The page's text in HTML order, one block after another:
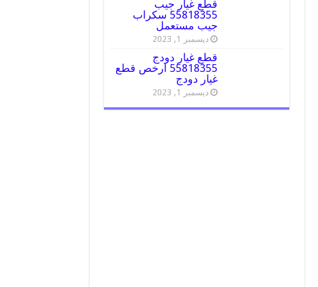
قطع غيار جيب
55818355 سكراب
جيب مستعمل
ديسمبر 1, 2023
قطع غيار دودج
55818355 ارخص قطع
غيار دودج
ديسمبر 1, 2023